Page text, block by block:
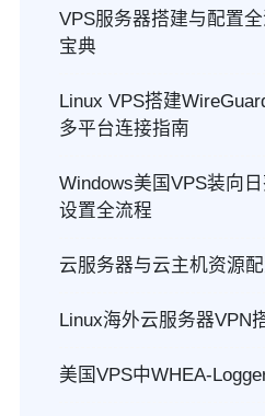
VPS服务器搭建与配置全
宝典
Linux VPS搭建
多平台连接指南
Windows美国VPS装向
设置全流程
云服务器与云主机资源
Linux海外云服务器VPN
美国VPS中WHEA-